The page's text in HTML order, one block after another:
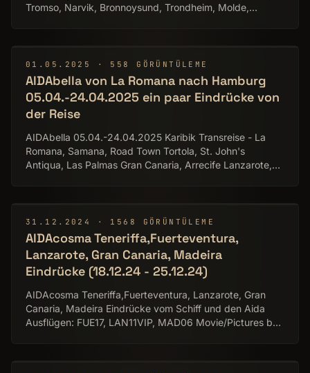
Tromso, Narvik, Bronnoysund, Trondheim, Molde,
http://www.flickr.com/photos/djjupp/ Music: Zero-Project
http://zero-project.gr
▶
01.05.2025 · 558 GÖRÜNTÜLEME
AIDAbella von La Romana nach Hamburg
05.04.-24.04.2025 ein paar Eindrücke von
der Reise
AIDAbella 05.04.-24.04.2025 Karibik Transreise - La
Romana, Samana, Road Town Tortola, St. John's
Antiqua, Las Palmas Gran Canaria, Arrecife Lanzarote,
http://zero-project.gr
▶
31.12.2024 · 1568 GÖRÜNTÜLEME
AIDAcosma Teneriffa,Fuerteventura,
Lanzarote, Gran Canaria, Madeira
Eindrücke (18.12.24 - 25.12.24)
AIDAcosma Teneriffa,Fuerteventura, Lanzarote, Gran
Canaria, Madeira Eindrücke vom Schiff und den Aida
Ausflügen: FUE17, LAN11VIP, MAD06 Movie/Pictures by